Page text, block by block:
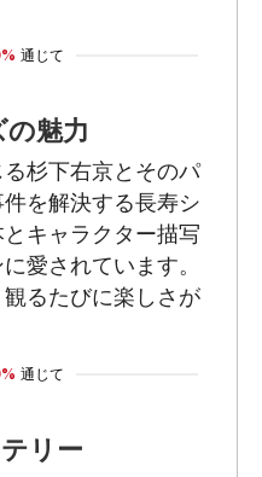
通じて
魅力
る杉下右京とそのパ
を解決する長寿シ
キャラクター描写
愛されています。
るたびに楽しさが
通じて
リー